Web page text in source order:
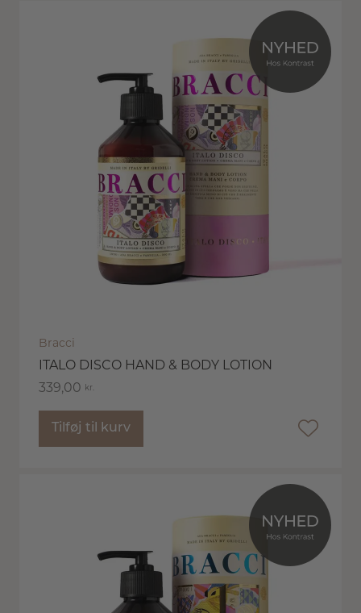
Bracci
ITALO DISCO HAND & BODY LOTION
339,00 kr.
Tilføj til kurv